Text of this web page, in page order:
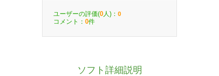
ユーザーの評価(0 人)： 0
コメント： 0件
ソフト詳細説明